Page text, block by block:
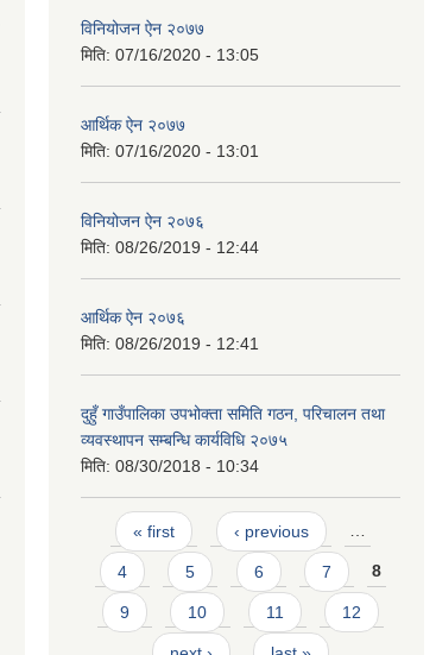
विनियोजन ऐन २०७७
मिति: 07/16/2020 - 13:05
आर्थिक ऐन २०७७
मिति: 07/16/2020 - 13:01
विनियोजन ऐन २०७६
मिति: 08/26/2019 - 12:44
आर्थिक ऐन २०७६
मिति: 08/26/2019 - 12:41
दुहुँ गाउँपालिका उपभोक्ता समिति गठन, परिचालन तथा
व्यवस्थापन सम्बन्धि कार्यविधि २०७५
मिति: 08/30/2018 - 10:34
Pages
« first ‹ previous …
4 5 6 7 8
9 10 11 12